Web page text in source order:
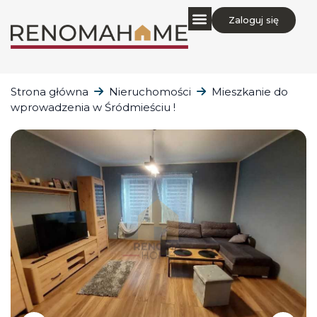
Zaloguj się
Strona główna Nieruchomości
Mieszkanie do
wprowadzenia w Śródmieściu !